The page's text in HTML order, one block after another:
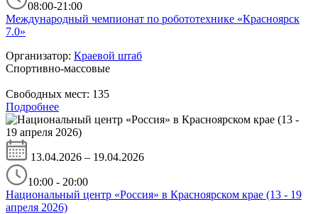
08:00-21:00
Международный чемпионат по робототехнике «Красноярск
7.0»
Организатор: Краевой штаб
Спортивно-массовые
Свободных мест: 135
Подробнее
13.04.2026 – 19.04.2026
10:00 - 20:00
Национальный центр «Россия» в Красноярском крае (13 - 19
апреля 2026)